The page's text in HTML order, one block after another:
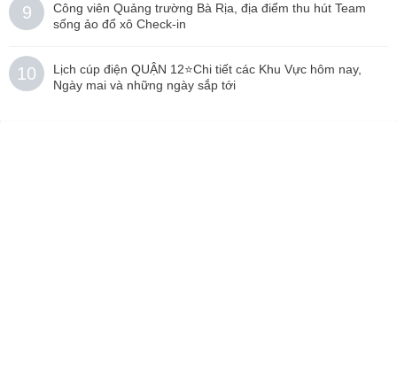
9
Công viên Quảng trường Bà Rịa, địa điểm thu hút Team
sống ảo đổ xô Check-in
10
Lịch cúp điện QUẬN 12⭐️Chi tiết các Khu Vực hôm nay,
Ngày mai và những ngày sắp tới